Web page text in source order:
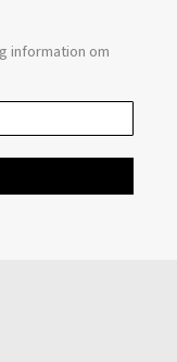
information om